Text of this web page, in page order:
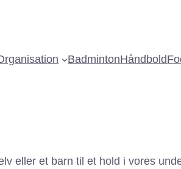
BadmintonHåndbold
eller et barn til et hold i vores